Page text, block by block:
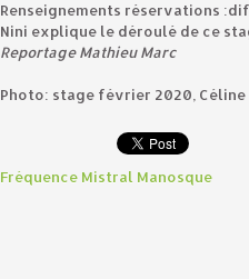
Renseignements réservations
Nini explique le déroulé de ce
Reportage Mathieu Marc
Photo: stage février 2020, Céline
Fréquence Mistral Manosque